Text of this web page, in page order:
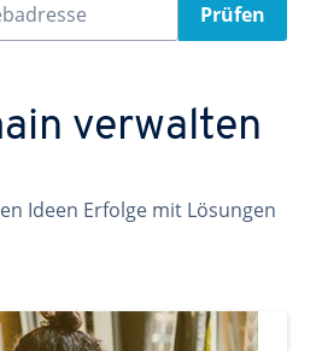
Prüfen
verwalten
Ideen Erfolge mit Lösungen